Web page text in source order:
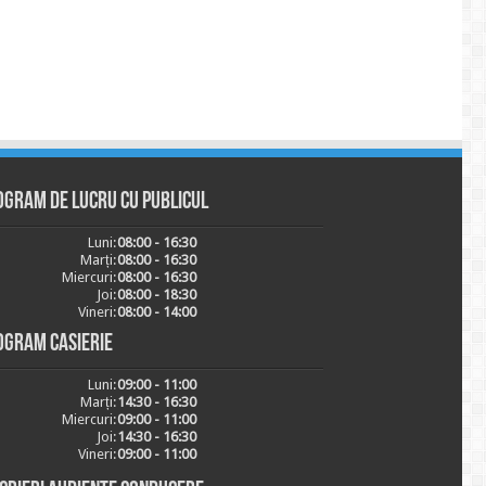
de lucru cu publicul
Luni:08:00 - 16:30
Marți:08:00 - 16:30
Miercuri:08:00 - 16:30
Joi:08:00 - 18:30
Vineri:08:00 - 14:00
casierie
Luni:09:00 - 11:00
Marți:14:30 - 16:30
Miercuri:09:00 - 11:00
Joi:14:30 - 16:30
Vineri:09:00 - 11:00